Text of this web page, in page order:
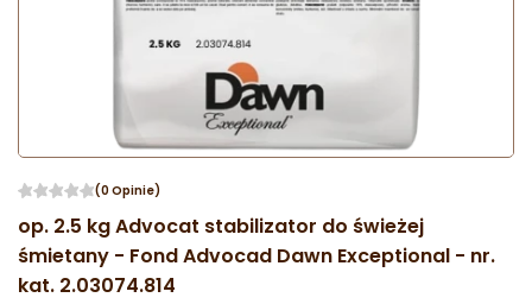
(0 Opinie)
op. 2.5 kg Advocat stabilizator do świeżej
śmietany - Fond Advocad Dawn Exceptional - nr.
kat. 2.03074.814